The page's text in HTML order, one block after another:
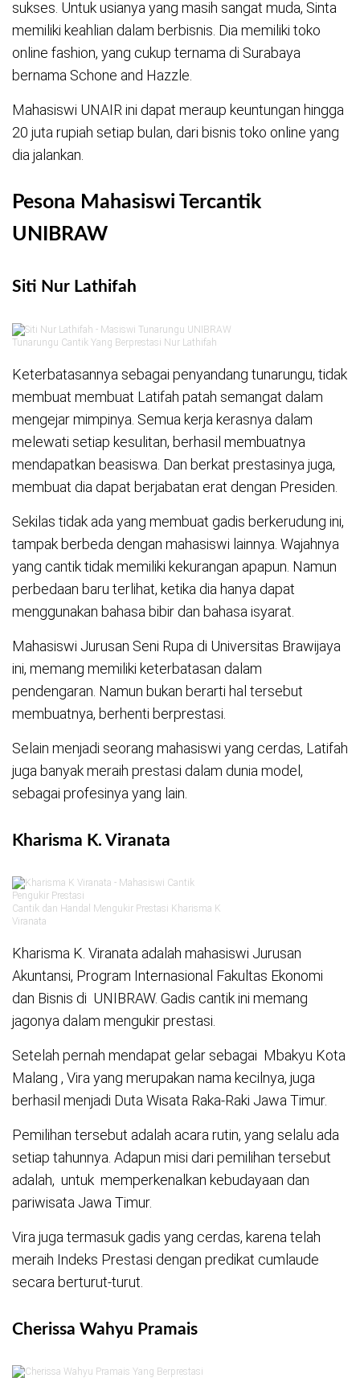
sukses. Untuk usianya yang masih sangat muda, Sinta
memiliki keahlian dalam berbisnis. Dia memiliki toko
online fashion, yang cukup ternama di Surabaya
bernama Schone and Hazzle.
Mahasiswi UNAIR ini dapat meraup keuntungan hingga
20 juta rupiah setiap bulan, dari bisnis toko online yang
dia jalankan.
Pesona Mahasiswi Tercantik
UNIBRAW
Siti Nur Lathifah
Tunarungu Cantik Yang Berprestasi Nur Lathifah
Keterbatasannya sebagai penyandang tunarungu, tidak
membuat membuat Latifah patah semangat dalam
mengejar mimpinya. Semua kerja kerasnya dalam
melewati setiap kesulitan, berhasil membuatnya
mendapatkan beasiswa. Dan berkat prestasinya juga,
membuat dia dapat berjabatan erat dengan Presiden.
Sekilas tidak ada yang membuat gadis berkerudung ini,
tampak berbeda dengan mahasiswi lainnya. Wajahnya
yang cantik tidak memiliki kekurangan apapun. Namun
perbedaan baru terlihat, ketika dia hanya dapat
menggunakan bahasa bibir dan bahasa isyarat.
Mahasiswi Jurusan Seni Rupa di Universitas Brawijaya
ini, memang memiliki keterbatasan dalam
pendengaran. Namun bukan berarti hal tersebut
membuatnya, berhenti berprestasi.
Selain menjadi seorang mahasiswi yang cerdas, Latifah
juga banyak meraih prestasi dalam dunia model,
sebagai profesinya yang lain.
Kharisma K. Viranata
Cantik dan Handal Mengukir Prestasi Kharisma K
Viranata
Kharisma K. Viranata adalah mahasiswi Jurusan
Akuntansi, Program Internasional Fakultas Ekonomi
dan Bisnis di UNIBRAW. Gadis cantik ini memang
jagonya dalam mengukir prestasi.
Setelah pernah mendapat gelar sebagai Mbakyu Kota
Malang , Vira yang merupakan nama kecilnya, juga
berhasil menjadi Duta Wisata Raka-Raki Jawa Timur.
Pemilihan tersebut adalah acara rutin, yang selalu ada
setiap tahunnya. Adapun misi dari pemilihan tersebut
adalah, untuk memperkenalkan kebudayaan dan
pariwisata Jawa Timur.
Vira juga termasuk gadis yang cerdas, karena telah
meraih Indeks Prestasi dengan predikat cumlaude
secara berturut-turut.
Cherissa Wahyu Pramais